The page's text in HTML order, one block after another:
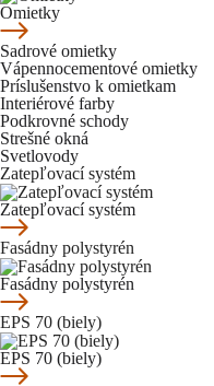
Omietky
Sadrové omietky
Vápennocementové omietky
Príslušenstvo k omietkam
Interiérové farby
Podkrovné schody
Strešné okná
Svetlovody
Zatepľovací systém
Zatepľovací systém
Fasádny polystyrén
Fasádny polystyrén
EPS 70 (biely)
EPS 70 (biely)